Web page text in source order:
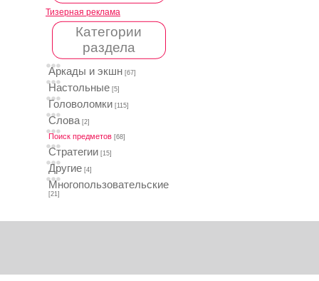
Тизерная реклама
Категории
раздела
Аркады и экшн [67]
Настольные [5]
Головоломки [115]
Слова [2]
Поиск предметов [68]
Стратегии [15]
Другие [4]
Многопользовательские
[21]